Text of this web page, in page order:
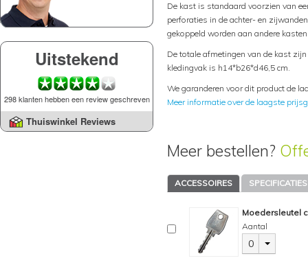
Uitstekend
298 klanten hebben een review geschreven
Thuiswinkel Reviews
De kast is standaard voorzien van
perforaties in de achter- en
gekoppeld worden aan andere
De totale afmetingen van de kast
kledingvak is h14*b26*d46,5 cm.
We garanderen voor dit product de
Meer informatie over de laagste
Meer bestellen?
ACCESSOIRES SPECIFICATIES
Moedersleutel
Aantal
0